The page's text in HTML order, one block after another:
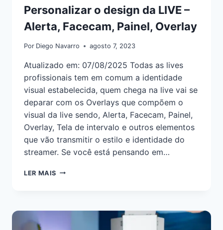
Personalizar o design da LIVE –
Alerta, Facecam, Painel, Overlay
Por Diego Navarro agosto 7, 2023
Atualizado em: 07/08/2025 Todas as lives
profissionais tem em comum a identidade
visual estabelecida, quem chega na live vai se
deparar com os Overlays que compõem o
visual da live sendo, Alerta, Facecam, Painel,
Overlay, Tela de intervalo e outros elementos
que vão transmitir o estilo e identidade do
streamer. Se você está pensando em…
LER MAIS